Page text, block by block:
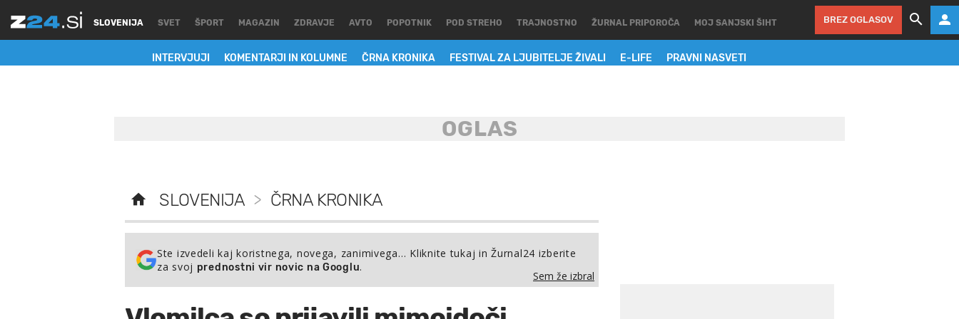
SLOVENIJA
INTERVJUJI KOMENTARJI IN KOLUMNE ČRNA KRONIKA FESTIVAL ZA LJUBITELJE ŽIVALI E-LIFE PRAVNI NASVETI
SVET ŠPORT MAGAZIN ZDRAVJE AVTO POPOTNIK POD STREHO TRAJNOSTNO ŽURNAL PRIPOROČA MOJ SANJSKI ŠIHT BREZ OGLASOV
SLOVENIJA > ČRNA KRONIKA
Ste izvedeli kaj koristnega, novega, zanimivega… Kliknite tukaj in Žurnal24 izberite
za svoj prednostni vir novic na Googlu.
Sem že izbral